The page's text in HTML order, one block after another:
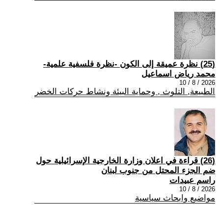
(25) نظرة عميقة إلى الكون -نظرة فلسفية علمية-
محمد رياض اسماعيل
2026 / 8 / 10
الطبيعة, التلوث , وحماية البيئة ونشاط حركات الخضر
(26) قراءة في اعلان وزارة الخارجية الإسرائيلية حول
ضم الجزء المحتل من جنوب لبنان
راسم عبيدات
2026 / 8 / 10
مواضيع وابحاث سياسية